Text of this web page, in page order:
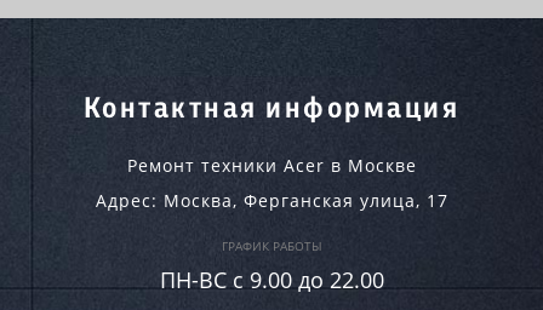
Контактная информация
Ремонт техники Acer в Москве
Адрес: Москва, Ферганская улица, 17
ГРАФИК РАБОТЫ
ПН-ВC c 9.00 до 22.00